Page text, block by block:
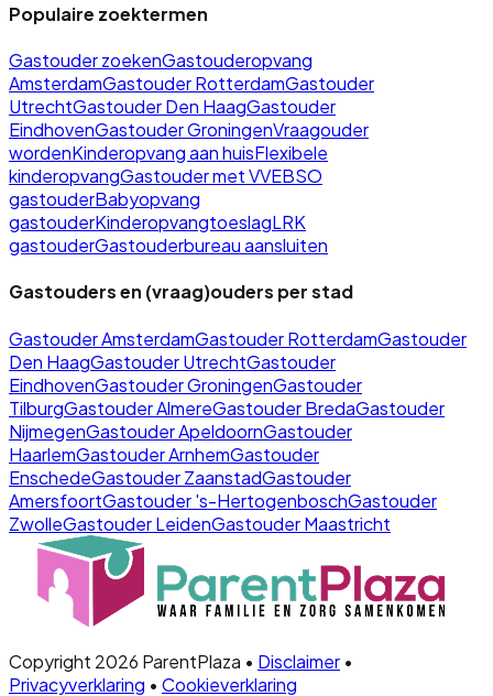
Populaire zoektermen
Gastouder zoekenGastouderopvang
AmsterdamGastouder RotterdamGastouder
UtrechtGastouder Den HaagGastouder
EindhovenGastouder GroningenVraagouder
wordenKinderopvang aan huisFlexibele
kinderopvangGastouder met VVEBSO
gastouderBabyopvang
gastouderKinderopvangtoeslagLRK
gastouderGastouderbureau aansluiten
Gastouders en (vraag)ouders per stad
GastouderAmsterdamGastouderRotterdamGastouder
Den HaagGastouderUtrechtGastouder
EindhovenGastouderGroningenGastouder
TilburgGastouderAlmereGastouderBredaGastouder
NijmegenGastouderApeldoornGastouder
HaarlemGastouderArnhemGastouder
EnschedeGastouderZaanstadGastouder
AmersfoortGastouder's-HertogenboschGastouder
ZwolleGastouderLeidenGastouderMaastricht
Copyright 2026 ParentPlaza • Disclaimer •
Privacyverklaring • Cookieverklaring